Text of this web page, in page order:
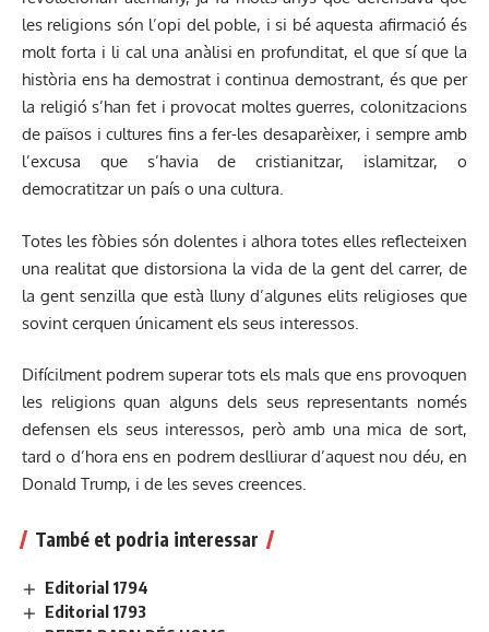
les religions són l’opi del poble, i si bé aquesta afirmació és
molt forta i li cal una anàlisi en profunditat, el que sí que la
història ens ha demostrat i continua demostrant, és que per
la religió s’han fet i provocat moltes guerres, colonitzacions
de països i cultures fins a fer-les desaparèixer, i sempre amb
l’excusa que s’havia de cristianitzar, islamitzar, o
democratitzar un país o una cultura.
Totes les fòbies són dolentes i alhora totes elles reflecteixen
una realitat que distorsiona la vida de la gent del carrer, de
la gent senzilla que està lluny d’algunes elits religioses que
sovint cerquen únicament els seus interessos.
Difícilment podrem superar tots els mals que ens provoquen
les religions quan alguns dels seus representants només
defensen els seus interessos, però amb una mica de sort,
tard o d’hora ens en podrem deslliurar d’aquest nou déu, en
Donald Trump, i de les seves creences.
També et podria interessar
Editorial 1794
Editorial 1793